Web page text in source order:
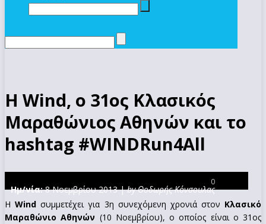
Η Wind, o 31oς Κλασικός
Μαραθώνιος Αθηνών και το
hashtag #WINDRun4All
Ημ/νία:8 Νοεμβρίου 2013 |by Θοδωρής Κόνσουλας
0
ΗWind συμμετέχει για 3η συνεχόμενη χρονιά στον Κλασικό
Μαραθώνιο Αθηνών (10 Νοεμβρίου), ο οποίος είναι ο 31ος